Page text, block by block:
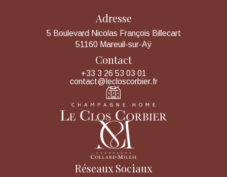
Adresse
5 Boulevard Nicolas François Billecart
51160 Mareuil-sur-Aÿ
Contact
+33 3 26 53 03 01
contact@lecloscorbier.fr
Réseaux Sociaux